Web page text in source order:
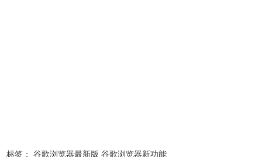
标签： 谷歌浏览器最新版 谷歌浏览器新功能